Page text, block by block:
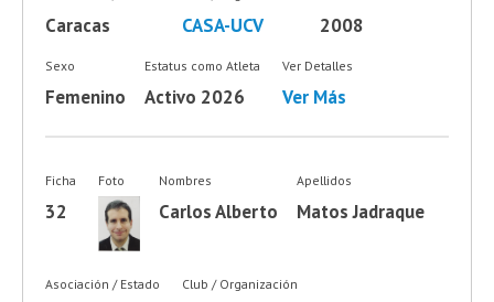
Caracas CASA-UCV 2008
Sexo
Femenino
Estatus como Atleta
Activo 2026
Ver Detalles
Ver Más
Ficha
32
Foto Nombres
Carlos Alberto
Apellidos
Matos Jadraque
Asociación / Estado Club / Organización